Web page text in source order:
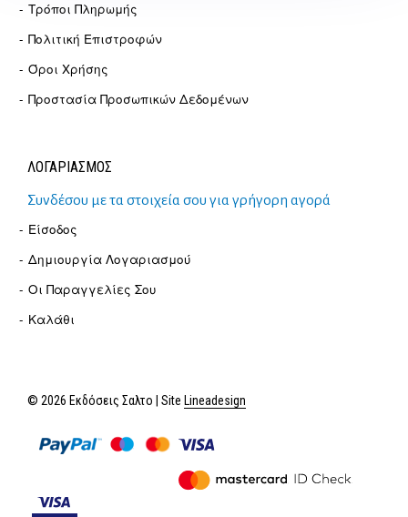
Τρόποι Πληρωμής
Πολιτική Επιστροφών
Όροι Χρήσης
Προστασία Προσωπικών Δεδομένων
ΛΟΓΑΡΙΑΣΜΟΣ
Συνδέσου με τα στοιχεία σου για γρήγορη αγορά
Είσοδος
Δημιουργία Λογαριασμού
Οι Παραγγελίες Σου
Καλάθι
© 2026 Εκδόσεις Σαλτο | Site Lineadesign